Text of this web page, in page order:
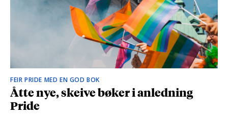
FEIR PRIDE MED EN GOD BOK
Åtte nye, skeive bøker i anledning
Pride